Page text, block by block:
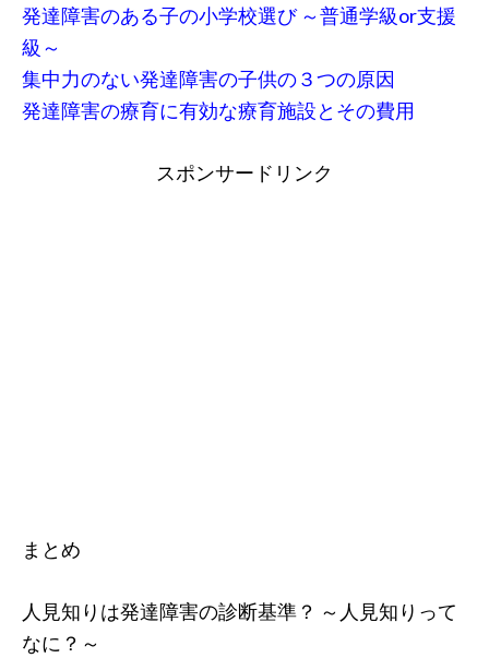
発達障害のある子の小学校選び ～普通学級or支援
級～
集中力のない発達障害の子供の３つの原因
発達障害の療育に有効な療育施設とその費用
スポンサードリンク
まとめ
人見知りは発達障害の診断基準？ ～人見知りって
なに？～